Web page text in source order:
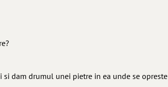
dam drumul unei pietre in ea unde se opreste